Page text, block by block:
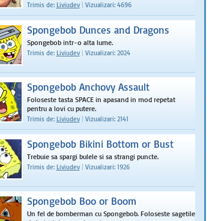
Trimis de: Liviudev Vizualizari: 4696
Spongebob Dunces and Dragons
Spongebob intr-o alta lume.
Trimis de: Liviudev Vizualizari: 2024
Spongebob Anchovy Assault
Foloseste tasta SPACE in apasand in mod repetat
pentru a lovi cu putere.
Trimis de: Liviudev Vizualizari: 2141
Spongebob Bikini Bottom or Bust
Trebuie sa spargi bulele si sa strangi puncte.
Trimis de: Liviudev Vizualizari: 1926
Spongebob Boo or Boom
Un fel de bomberman cu Spongebob. Foloseste sagetile